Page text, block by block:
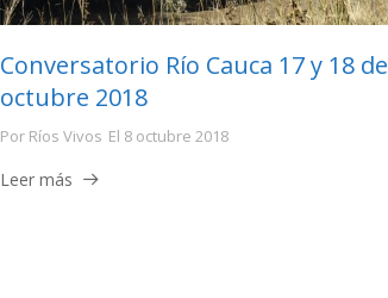
Conversatorio Río Cauca 17 y 18 de
octubre 2018
Por Ríos Vivos El 8 octubre 2018
Leer más